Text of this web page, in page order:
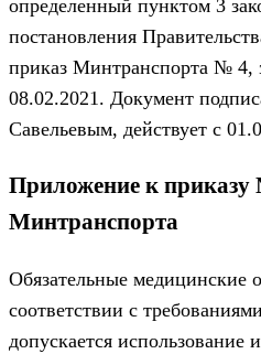
определенный пунктом 3
постановления
приказ Минтранспорта № 4,
08.02.2021. Документ
Савельевым, действует с
Приложение к приказу
Минтранспорта
Обязательные медицинские
соответствии с
допускается использование